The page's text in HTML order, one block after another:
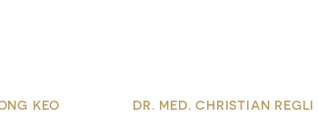
KEO DR. MED. CHRISTIAN REGLI